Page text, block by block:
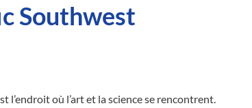
Southwest
l’endroit où l’art et la science se rencontrent.